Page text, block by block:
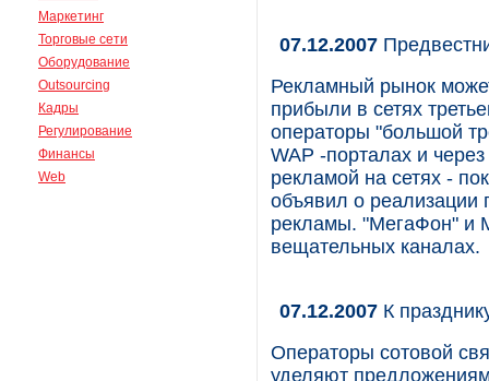
Маркетинг
Торговые сети
Оборудование
Outsourcing
Кадры
Регулирование
Финансы
Web
07.12.2007
Рекламный рынок
прибыли в сетях
операторы "большой
WAP -порталах и
рекламой на сетях -
объявил о реализации
рекламы. "МегаФон" и
вещательных каналах.
07.12.2007 К
Операторы сотовой
уделяют